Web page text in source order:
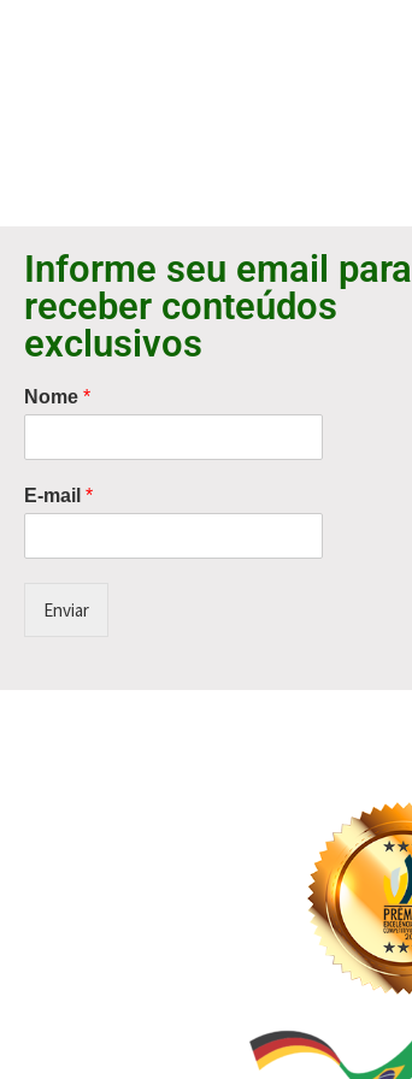
Informe seu email para
receber conteúdos
exclusivos
Nome *
E-mail *
Enviar